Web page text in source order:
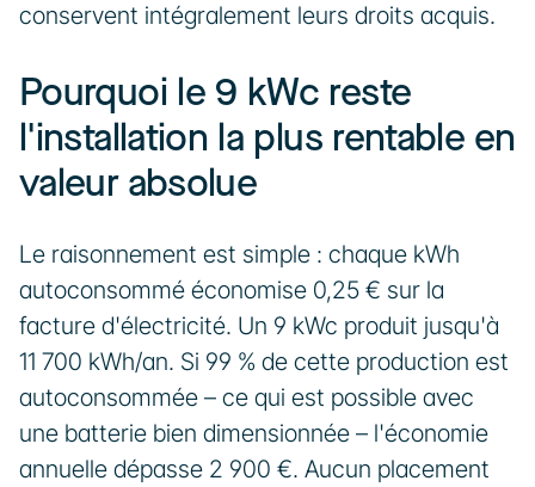
conservent intégralement leurs droits acquis.
Pourquoi le 9 kWc reste
l'installation la plus rentable en
valeur absolue
Le raisonnement est simple : chaque kWh
autoconsommé économise 0,25 € sur la
facture d'électricité. Un 9 kWc produit jusqu'à
11 700 kWh/an. Si 99 % de cette production est
autoconsommée – ce qui est possible avec
une batterie bien dimensionnée – l'économie
annuelle dépasse 2 900 €. Aucun placement